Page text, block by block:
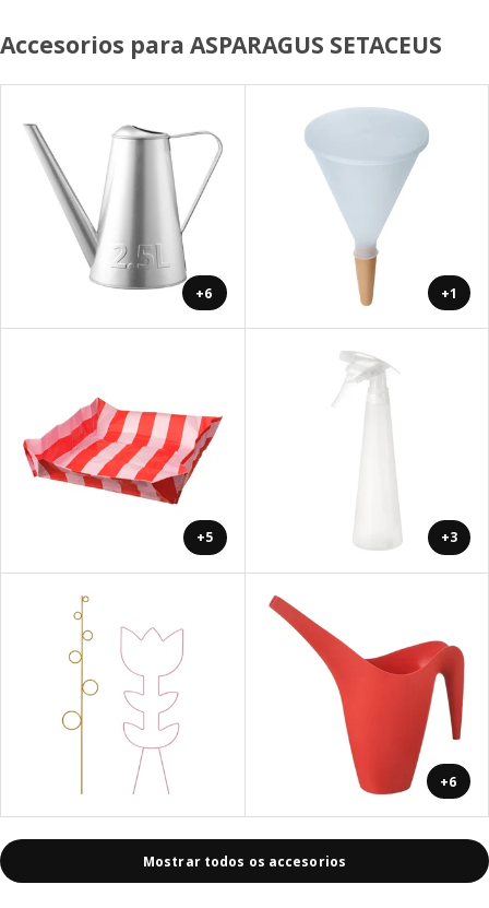
Accesorios para ASPARAGUS SETACEUS
+6 +1
+5 +3
+6
Mostrar todos os accesorios